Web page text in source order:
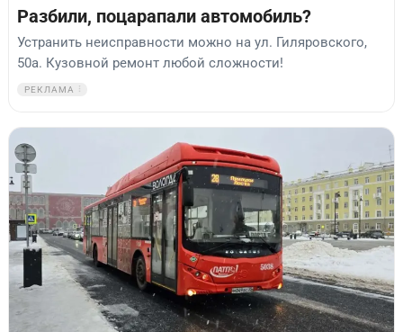
Разбили, поцарапали автомобиль?
Устранить неисправности можно на ул. Гиляровского,
50а. Кузовной ремонт любой сложности!
РЕКЛАМА